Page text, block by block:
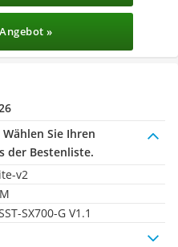
»
Wählen Sie Ihren
der Bestenliste.
v2
SX700-G V1.1